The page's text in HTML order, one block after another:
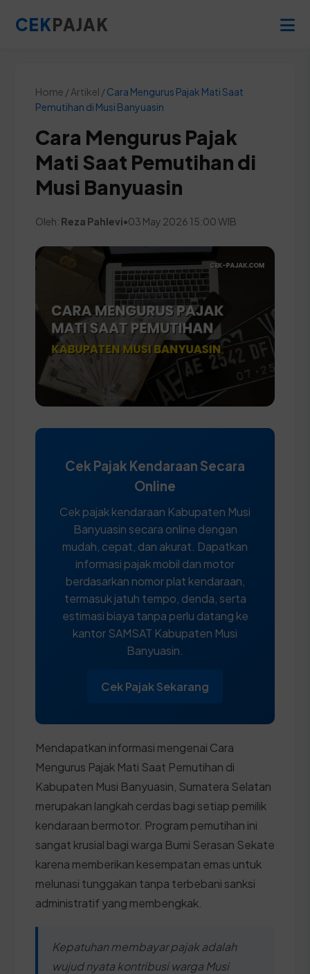
CEKPAJAK
Home / Artikel /Cara Mengurus Pajak Mati Saat
Pemutihan di Musi Banyuasin
Cara Mengurus Pajak
Mati Saat Pemutihan di
Musi Banyuasin
Oleh: Reza Pahlevi•03 May 2026 15:00 WIB
Cek Pajak Kendaraan Secara
Online
Cek pajak kendaraan Kabupaten Musi
Banyuasin secara online dengan
mudah, cepat, dan akurat. Dapatkan
informasi pajak mobil dan motor
berdasarkan nomor plat kendaraan,
termasuk jatuh tempo, denda, serta
estimasi biaya tanpa perlu datang ke
kantor SAMSAT Kabupaten Musi
Banyuasin.
Cek Pajak Sekarang
Mendapatkan informasi mengenai Cara
Mengurus Pajak Mati Saat Pemutihan di
Kabupaten Musi Banyuasin, Sumatera Selatan
merupakan langkah cerdas bagi setiap pemilik
kendaraan bermotor. Program pemutihan ini
sangat krusial bagi warga Bumi Serasan Sekate
karena memberikan kesempatan emas untuk
melunasi tunggakan tanpa terbebani sanksi
administratif yang membengkak.
Kepatuhan membayar pajak adalah
wujud nyata kontribusi warga Musi